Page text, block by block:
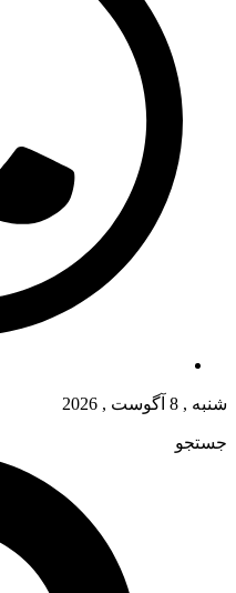
شنبه , 8 آگوست , 2026
جستجو